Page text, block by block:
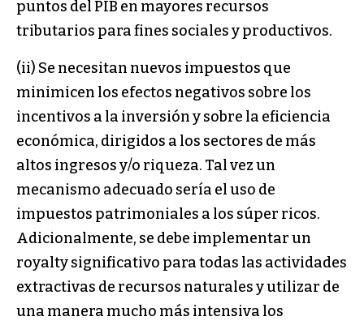
puntos del PIB en mayores recursos
tributarios para fines sociales y productivos.
(ii) Se necesitan nuevos impuestos que
minimicen los efectos negativos sobre los
incentivos a la inversión y sobre la eficiencia
económica, dirigidos a los sectores de más
altos ingresos y/o riqueza. Tal vez un
mecanismo adecuado sería el uso de
impuestos patrimoniales a los súper ricos.
Adicionalmente, se debe implementar un
royalty significativo para todas las actividades
extractivas de recursos naturales y utilizar de
una manera mucho más intensiva los